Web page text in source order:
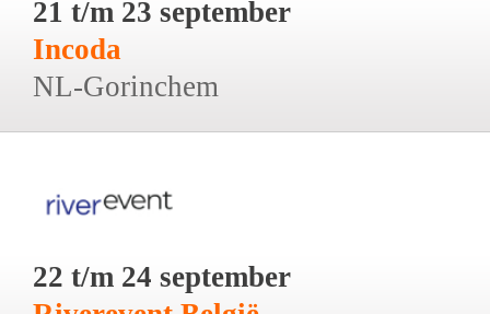
21 t/m 23 september
Incoda
NL-Gorinchem
22 t/m 24 september